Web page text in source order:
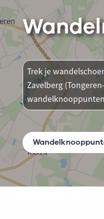
Trek je
Zavelberg